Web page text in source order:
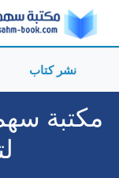
نشر كتاب
مكتبة